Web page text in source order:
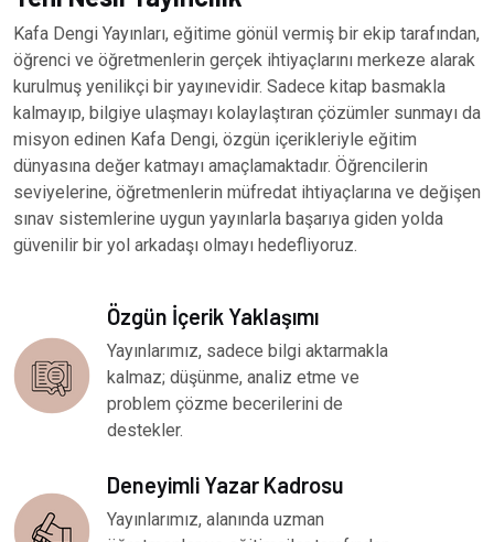
Kafa Dengi Yayınları, eğitime gönül vermiş bir ekip tarafından,
öğrenci ve öğretmenlerin gerçek ihtiyaçlarını merkeze alarak
kurulmuş yenilikçi bir yayınevidir. Sadece kitap basmakla
kalmayıp, bilgiye ulaşmayı kolaylaştıran çözümler sunmayı da
misyon edinen Kafa Dengi, özgün içerikleriyle eğitim
dünyasına değer katmayı amaçlamaktadır. Öğrencilerin
seviyelerine, öğretmenlerin müfredat ihtiyaçlarına ve değişen
sınav sistemlerine uygun yayınlarla başarıya giden yolda
güvenilir bir yol arkadaşı olmayı hedefliyoruz.
Özgün İçerik Yaklaşımı
Yayınlarımız, sadece bilgi aktarmakla
kalmaz; düşünme, analiz etme ve
problem çözme becerilerini de
destekler.
Deneyimli Yazar Kadrosu
Yayınlarımız, alanında uzman